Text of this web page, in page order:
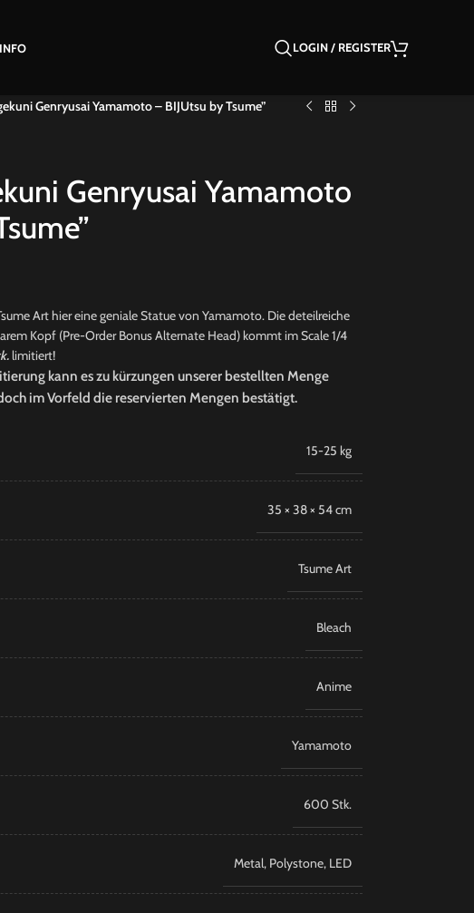
LOGIN / REGISTER
Genryusai Yamamoto – BIJUtsu by Tsume”
Genryusai Yamamoto
Art hier eine geniale Statue von Yamamoto. Die deteilreiche
Kopf (Pre-Order Bonus Alternate Head) kommt im Scale 1/4
limitiert!
kann es zu kürzungen unserer bestellten Menge
im Vorfeld die reservierten Mengen bestätigt.
15-25 kg
35 × 38 × 54 cm
Tsume Art
Bleach
Anime
Yamamoto
600 Stk.
Metal, Polystone, LED